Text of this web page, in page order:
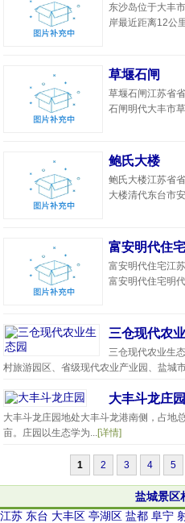
东沙岛位于大丰
岸最近距离12公
草堰石闸
草堰石闸江苏省
石闸明代大丰市
鲍氏大楼
鲍氏大楼江苏省
大楼清代东台市
富安明代住宅
富安明代住宅江
富安明代住宅明
三仓现代农
三仓现代农业生
村旅游园区、省级现代农业产业园、盐城
大丰斗龙庄园
大丰斗龙庄园地处大丰斗龙港南侧，占地
亩。庄园以生态学为...[详情]
1 2 3 4 5
盐城景区
江苏 东台 大丰区 亭湖区 盐都 阜宁